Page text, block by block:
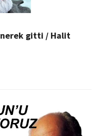
gitti / Halit